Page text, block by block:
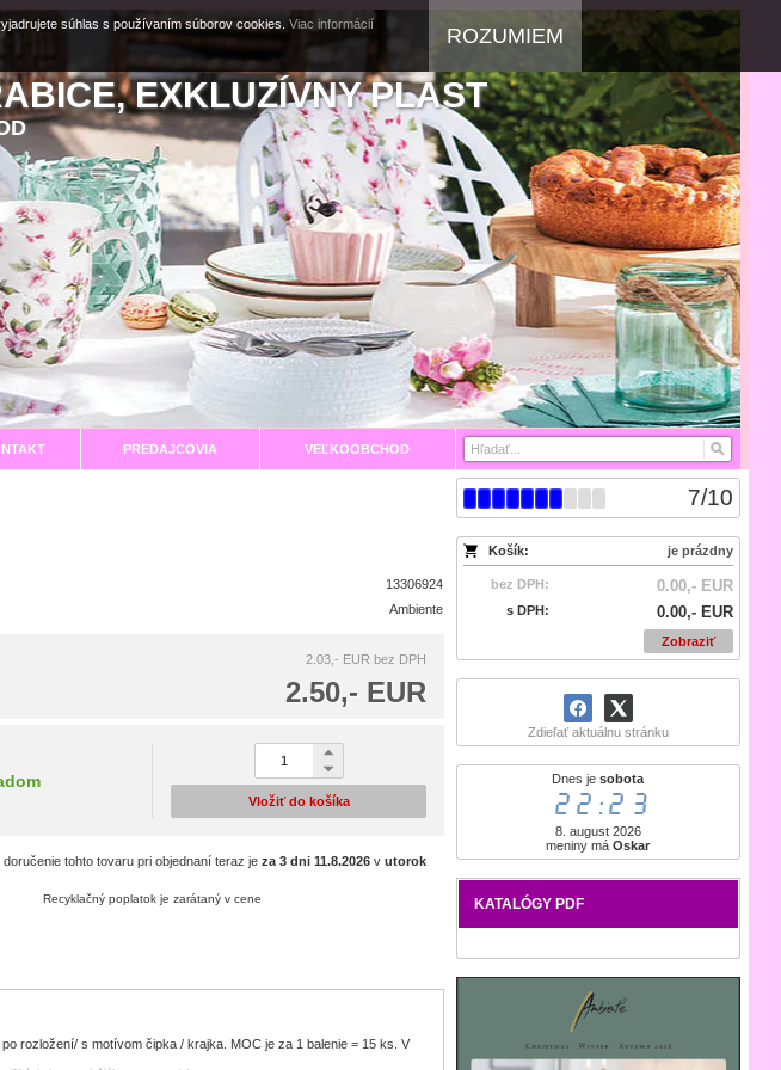
EXKLUZÍVNY PLAST
PREDAJCOVIA VEĽKOOBCHOD
7/10
Košík: je prázdny
bez DPH: 0.00,- EUR
s DPH: 0.00,- EUR
Zobraziť
Zdieľať aktuálnu stránku
Dnes jesobota
22:23
8. august 2026
meniny máOskar
KATALÓGY PDF
13306924
Ambiente
2.03,- EUR bez DPH
2.50,- EUR
Vložiť do košíka
doručenie tohto tovaru pri objednaní teraz je za 3 dni 11.8.2026v utorok
Recyklačný poplatok je zarátaný v cene
rozložení/ s motívom čipka / krajka. MOC je za 1 balenie = 15 ks. V
súhlas s používaním súborov cookies. Viac informácií
ROZUMIEM